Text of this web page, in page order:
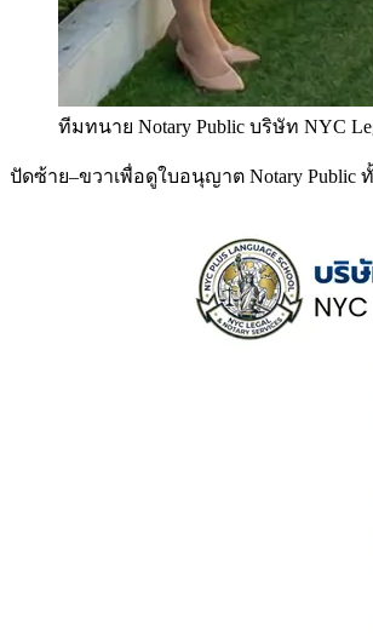
ทีมทนาย Notary Public บริษัท NYC
ปัดซ้าย–ขวาเพื่อดูใบอนุญาต Notary Public